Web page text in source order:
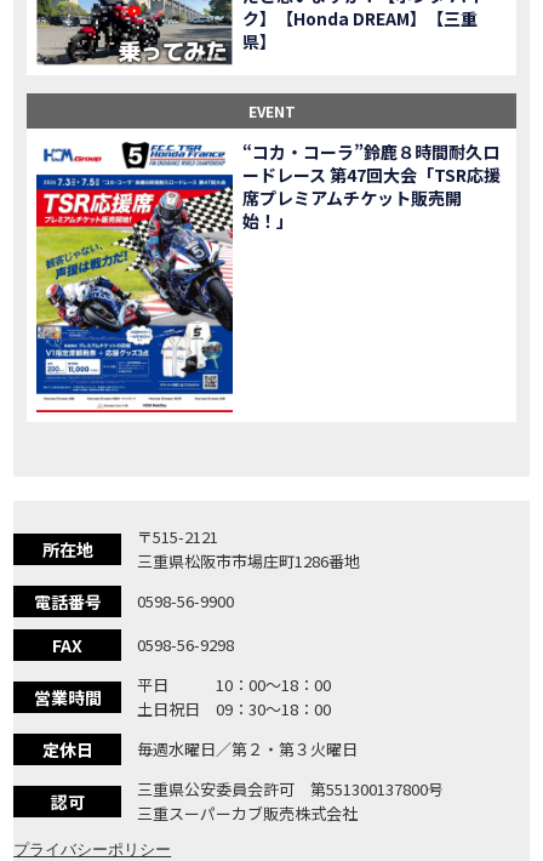
NEW BIKE 「X-ADV」大型クロスオーバーモデル X-ADV をフルモデルチェンジし発売！
NEW BIKE 「CB1000R」のヘッドライト等の外観デザインやカラーリングの変更など熟成を図り発売！
NEW BIKE 「NC750X」大型スポーツモデル NC750X をフルモデルチェンジし発売！
NEW BIKE 「CB1300 SUPER FOUR」「CB1300 SUPER BOL D’OR」ならびに「CB1300 SUPER FOUR SP」「CB1300 SUPER BOL D’OR SP」に先進の電子制御デバイスを採用し発売！
NEW BIKE 大型クルーザーモデル「Rebel 1100」を新発売!!
NEW BIKE よりスポーティーなイメージを強化『CBR650R』を発表!
NEW BIKE Neo Sports Caféシリーズのミドルクラスモデル『CB650R』を発表！
NEW BIKE フルモデルチェンジした 新型「PCX」「PCX160」「PCX e:HEV」を発表!
NEWS 国内販売を予定するグローバルモデルがHondaバイクWebサイトで公開されました！
NEW BIKE 「CRF250L」「CRF250 RALLY」をフルモデルチェンジし発表！
ク】【Honda DREAM】【三重
県】
EVENT
“コカ・コーラ”鈴鹿８時間耐久ロ
ードレース 第47回大会「TSR応援
席プレミアムチケット販売開
始！」
所在地
〒515-2121
三重県松阪市市場庄町1286番地
電話番号 0598-56-9900
FAX 0598-56-9298
営業時間
平日 10：00〜18：00
土日祝日 09：30〜18：00
定休日 毎週水曜日／第２・第３火曜日
認可
三重県公安委員会許可 第551300137800号
三重スーパーカブ販売株式会社
プライバシーポリシー